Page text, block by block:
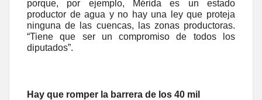
porque, por ejemplo, Mérida es un estado
productor de agua y no hay una ley que proteja
ninguna de las cuencas, las zonas productoras.
“Tiene que ser un compromiso de todos los
diputados”.
Hay que romper la barrera de los 40 mil